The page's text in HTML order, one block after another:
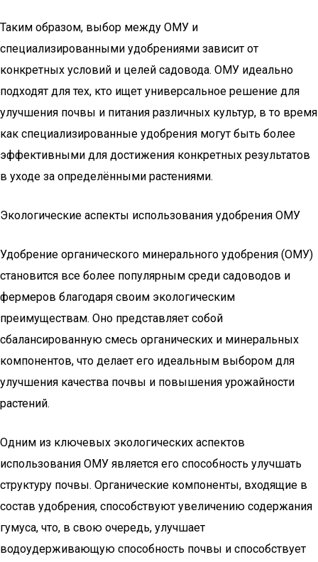
Таким образом, выбор между ОМУ и
специализированными удобрениями зависит от
конкретных условий и целей садовода. ОМУ идеально
подходят для тех, кто ищет универсальное решение для
улучшения почвы и питания различных культур, в то время
как специализированные удобрения могут быть более
эффективными для достижения конкретных результатов
в уходе за определёнными растениями.
Экологические аспекты использования удобрения ОМУ
Удобрение органического минерального удобрения (ОМУ)
становится все более популярным среди садоводов и
фермеров благодаря своим экологическим
преимуществам. Оно представляет собой
сбалансированную смесь органических и минеральных
компонентов, что делает его идеальным выбором для
улучшения качества почвы и повышения урожайности
растений.
Одним из ключевых экологических аспектов
использования ОМУ является его способность улучшать
структуру почвы. Органические компоненты, входящие в
состав удобрения, способствуют увеличению содержания
гумуса, что, в свою очередь, улучшает
водоудерживающую способность почвы и способствует